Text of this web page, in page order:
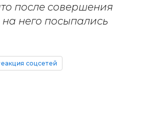
после совершения
него посыпались
соцсетей